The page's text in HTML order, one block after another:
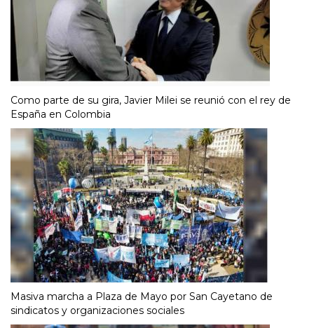
Como parte de su gira, Javier Milei se reunió con el rey de
España en Colombia
Masiva marcha a Plaza de Mayo por San Cayetano de
sindicatos y organizaciones sociales